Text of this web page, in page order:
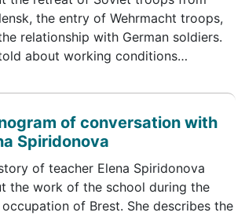
the entry of Wehrmacht troops,
relationship with German soldiers.
about working conditions…
of conversation with
Spiridonova
of teacher Elena Spiridonova
the work of the school during the
occupation of Brest. She describes the